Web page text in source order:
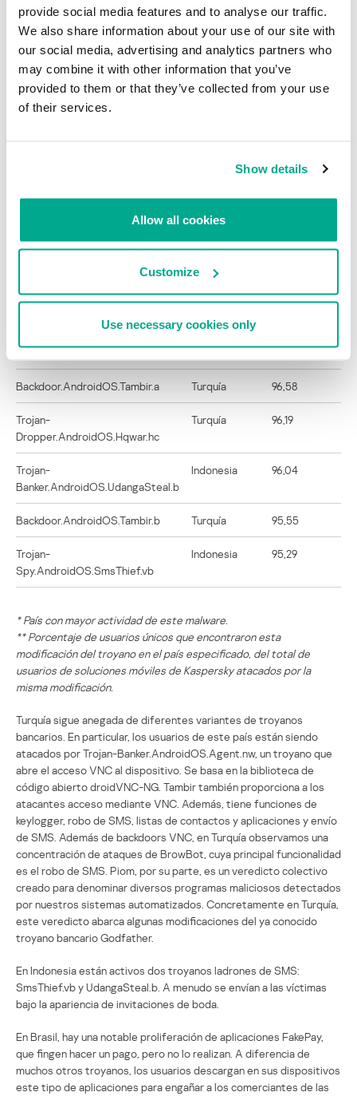
provide social media features and to analyse our traffic.
We also share information about your use of our site with
our social media, advertising and analytics partners who
may combine it with other information that you’ve
provided to them or that they’ve collected from your use
of their services.
Show details
Allow all cookies
Customize
Use necessary cookies only
HackTool.AndroidOS.FakePay.c Brasil 98,39
Trojan-Banker.AndroidOS.Coper.b Turquía 98,28
Trojan-
Banker.AndroidOS.BrowBot.n
Turquía 97,87
97,19
Trojan-Banker.AndroidOS.BRats.b Brasil 96,96
Spy.AndroidOS.SmsThief.tt
Banker.AndroidOS.Rewardsteal.dn
Backdoor.AndroidOS.Tambir.a Turquía 96,58
Trojan-
Dropper.AndroidOS.Hqwar.hc
Turquía 96,19
Trojan-
Banker.AndroidOS.UdangaSteal.b
Indonesia 96,04
Backdoor.AndroidOS.Tambir.b Turquía 95,55
Trojan-
Spy.AndroidOS.SmsThief.vb
Indonesia 95,29
* País con mayor actividad de este malware.
** Porcentaje de usuarios únicos que encontraron esta
modificación del troyano en el país especificado, del total de
usuarios de soluciones móviles de Kaspersky atacados por la
misma modificación.
Turquía sigue anegada de diferentes variantes de troyanos
bancarios. En particular, los usuarios de este país están siendo
atacados por Trojan-Banker.AndroidOS.Agent.nw, un troyano que
abre el acceso VNC al dispositivo. Se basa en la biblioteca de
código abierto droidVNC-NG. Tambir también proporciona a los
atacantes acceso mediante VNC. Además, tiene funciones de
keylogger, robo de SMS, listas de contactos y aplicaciones y envío
de SMS. Además de backdoors VNC, en Turquía observamos una
concentración de ataques de BrowBot, cuya principal funcionalidad
es el robo de SMS. Piom, por su parte, es un veredicto colectivo
creado para denominar diversos programas maliciosos detectados
por nuestros sistemas automatizados. Concretamente en Turquía,
este veredicto abarca algunas modificaciones del ya conocido
troyano bancario Godfather.
En Indonesia están activos dos troyanos ladrones de SMS:
SmsThief.vb y UdangaSteal.b. A menudo se envían a las víctimas
bajo la apariencia de invitaciones de boda.
En Brasil, hay una notable proliferación de aplicaciones FakePay,
que fingen hacer un pago, pero no lo realizan. A diferencia de
muchos otros troyanos, los usuarios descargan en sus dispositivos
este tipo de aplicaciones para engañar a los comerciantes de las